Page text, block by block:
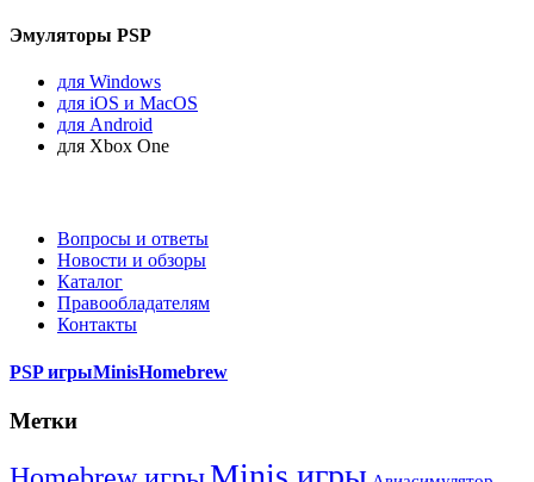
Эмуляторы PSP
для Windows
для iOS и MacOS
для Android
для Xbox One
Вопросы и ответы
Новости и обзоры
Каталог
Правообладателям
Контакты
PSP игрыMinisHomebrew
Метки